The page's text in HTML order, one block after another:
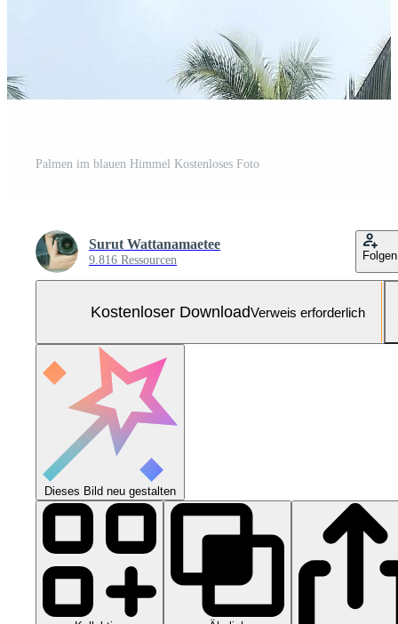
Palmen im blauen Himmel Kostenloses Foto
Surut Wattanamaetee
9.816 Ressourcen Folgen
Kostenloser DownloadVerweis erforderlich
Dieses Bild neu gestalten